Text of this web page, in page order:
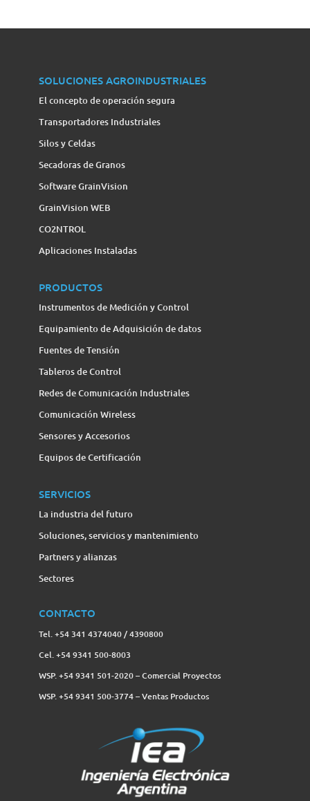
SOLUCIONES AGROINDUSTRIALES
El concepto de operación segura
Transportadores Industriales
Silos y Celdas
Secadoras de Granos
Software GrainVision
GrainVision WEB
CO2NTROL
Aplicaciones Instaladas
PRODUCTOS
Instrumentos de Medición y Control
Equipamiento de Adquisición de datos
Fuentes de Tensión
Tableros de Control
Redes de Comunicación Industriales
Comunicación Wireless
Sensores y Accesorios
Equipos de Certificación
SERVICIOS
La industria del futuro
Soluciones, servicios y mantenimiento
Partners y alianzas
Sectores
CONTACTO
Tel. +54 341 4374040 / 4390800
Cel. +54 9341 500-8003
WSP. +54 9341 501-2020 – Comercial Proyectos
WSP. +54 9341 500-3774‬ – Ventas Productos